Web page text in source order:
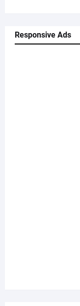
Responsive Ads